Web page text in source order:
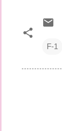
F-1